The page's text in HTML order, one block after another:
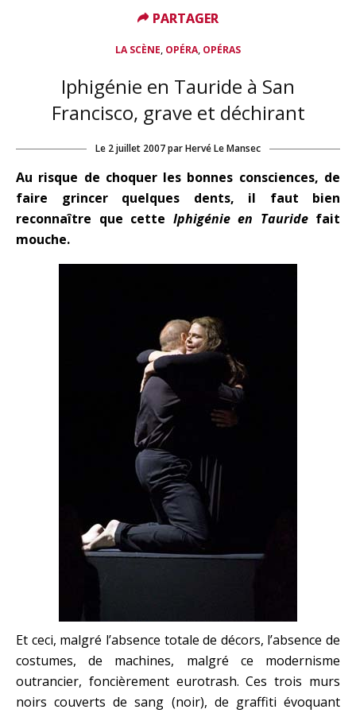
LA SCÈNE, OPÉRA, OPÉRAS
Iphigénie en Tauride à San
Francisco, grave et déchirant
Le 2 juillet 2007parHervé Le Mansec
Au risque de choquer les bonnes consciences, de
faire grincer quelques dents, il faut bien
reconnaître que cette Iphigénie en Tauridefait
mouche.
Et ceci, malgré l’absence totale de décors, l’absence de
costumes, de machines, malgré ce modernisme
outrancier, foncièrement eurotrash. Ces trois murs
noirs couverts de sang (noir), de graffiti évoquant
PARTAGER
PARTAGER